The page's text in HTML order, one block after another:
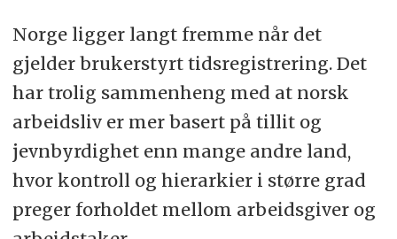
Norge ligger langt fremme når det
gjelder brukerstyrt tidsregistrering. Det
har trolig sammenheng med at norsk
arbeidsliv er mer basert på tillit og
jevnbyrdighet enn mange andre land,
hvor kontroll og hierarkier i større grad
preger forholdet mellom arbeidsgiver og